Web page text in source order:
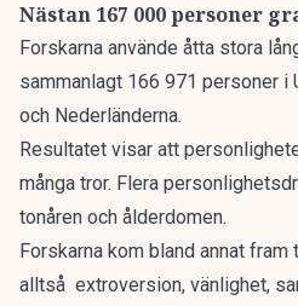
Nästan 167 000 personer
Forskarna använde åtta stora
sammanlagt 166 971 personer i
och Nederländerna.
Resultatet visar att
många tror. Flera
tonåren och ålderdomen.
Forskarna kom bland annat
alltså extroversion, vänlighet,